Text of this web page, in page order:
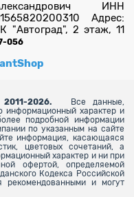
ИНН
Адрес:
"Автоград", 2 этаж, 11
056
2026.
Все данные,
информационный характер и
подробной информации
по указанным на сайте
информация, касающаяся
цветовых сочетаний, а
характер и ни при
офертой, определяемой
Кодекса Российской
рекомендованными и могут